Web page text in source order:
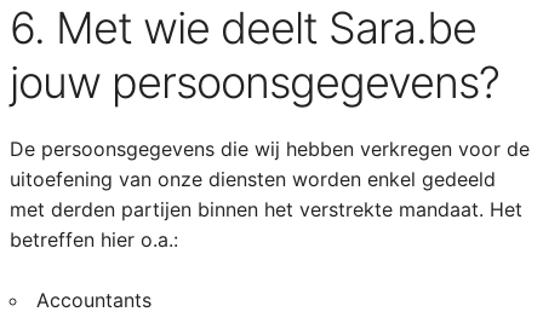
6. Met wie deelt Sara.be
jouw persoonsgegevens?
De persoonsgegevens die wij hebben verkregen voor de
uitoefening van onze diensten worden enkel gedeeld
met derden partijen binnen het verstrekte mandaat. Het
betreffen hier o.a.:
Accountants